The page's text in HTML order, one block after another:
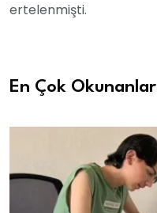
ertelenmişti.
En Çok Okunanlar